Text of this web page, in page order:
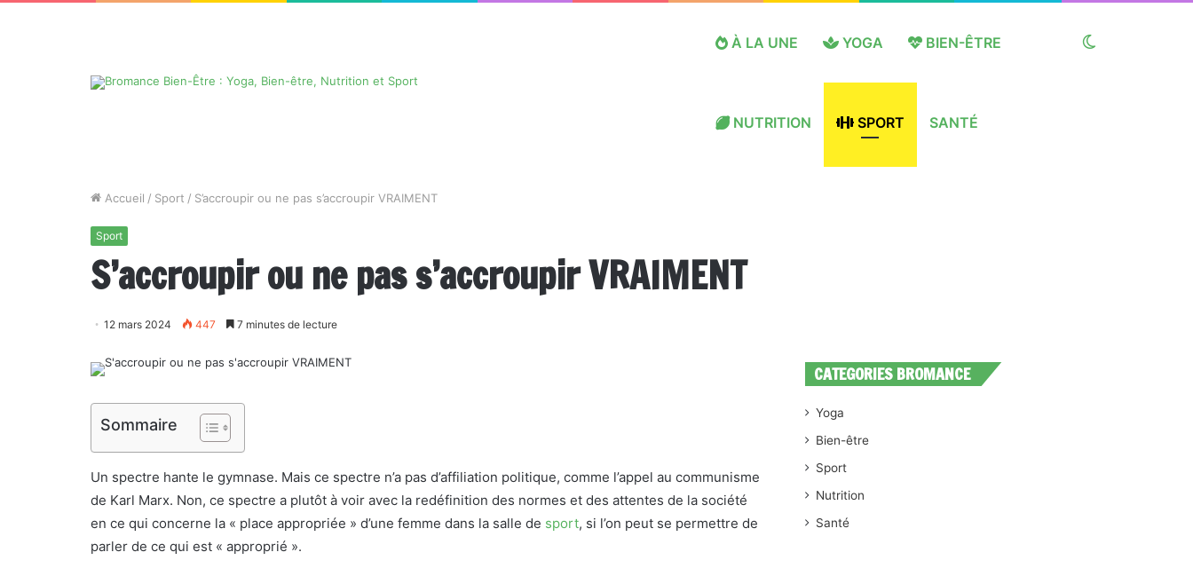
À LA UNE YOGA BIEN-ÊTRE
NUTRITION SPORT SANTÉ
Accueil / Sport / S’accroupir ou ne pas s’accroupir VRAIMENT
Sport
S’accroupir ou ne pas s’accroupir VRAIMENT
12 mars 2024 447 7 minutes de lecture
Sommaire
Un spectre hante le gymnase. Mais ce spectre n’a pas d’affiliation politique, comme l’appel au communisme
de Karl Marx. Non, ce spectre a plutôt à voir avec la redéfinition des normes et des attentes de la société
en ce qui concerne la « place appropriée » d’une femme dans la salle de sport, si l’on peut se permettre de
parler de ce qui est « approprié ».
CATEGORIES BROMANCE
Yoga
Bien-être
Sport
Nutrition
Santé